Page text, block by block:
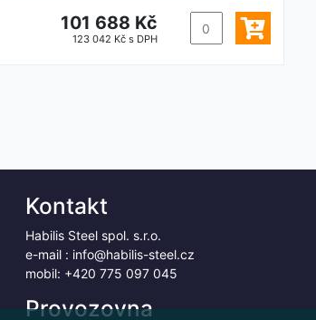
101 688 Kč
123 042 Kč s DPH
Kontakt
Habilis Steel spol. s.r.o.
e-mail : info@habilis-steel.cz
mobil: +420 775 097 045
Provozovna